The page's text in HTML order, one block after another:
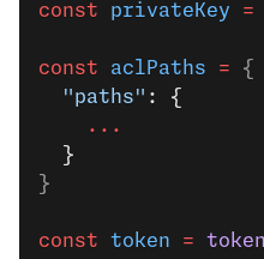
const privateKey =
const aclPaths = {
  "paths"
: {
    ...
  }
}
const token =